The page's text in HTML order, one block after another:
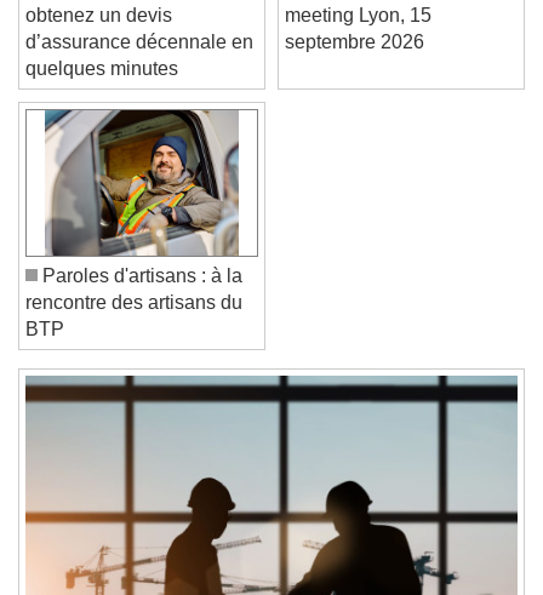
Text Edge Style
Font Family
Reset
Done
Close Modal Dialog
End of dialog window.
Artisans du BTP :
obtenez un devis
d’assurance décennale en
quelques minutes
Je m’inscris à EnerJ-
meeting Lyon, 15
Paroles d'artisans : à la
rencontre des artisans du
BTP